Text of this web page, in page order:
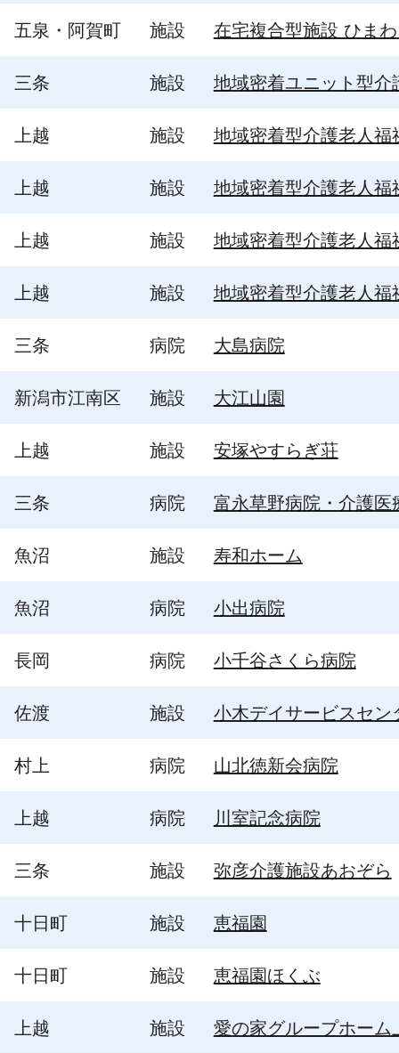
五泉・阿賀町 施設 在宅複合型施設 ひま
三条 施設 地域密着ユニット型
上越 施設 地域密着型介護老人福
上越 施設 地域密着型介護老人
上越 施設 地域密着型介護老人
上越 施設 地域密着型介護老人
三条 病院 大島病院
新潟市江南区 施設 大江山園
上越 施設 安塚やすらぎ荘
三条 病院 富永草野病院・介護医
魚沼 施設 寿和ホーム
魚沼 病院 小出病院
長岡 病院 小千谷さくら病院
佐渡 施設 小木デイサービスセン
村上 病院 山北徳新会病院
上越 病院 川室記念病院
三条 施設 弥彦介護施設あおぞら
十日町 施設 恵福園
十日町 施設 恵福園ほくぶ
上越 施設 愛の家グループホーム